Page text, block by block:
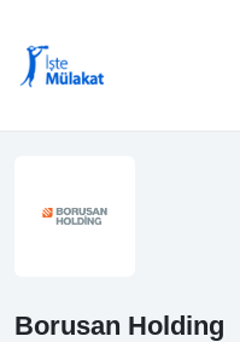
Borusan Holding